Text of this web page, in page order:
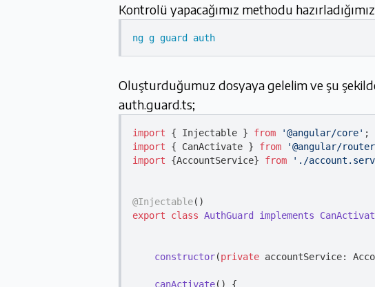
Kontrolü yapacağımız methodu
ng g guard auth
Oluşturduğumuz dosyaya gelelim ve şu
auth.guard.ts;
import { Injectable } from '@angular/core'
import { CanActivate } from '@angular/
import {AccountService} from './
@Injectable
export
class AuthGuard implements
constructor(private accountService:
canActivate( )
{